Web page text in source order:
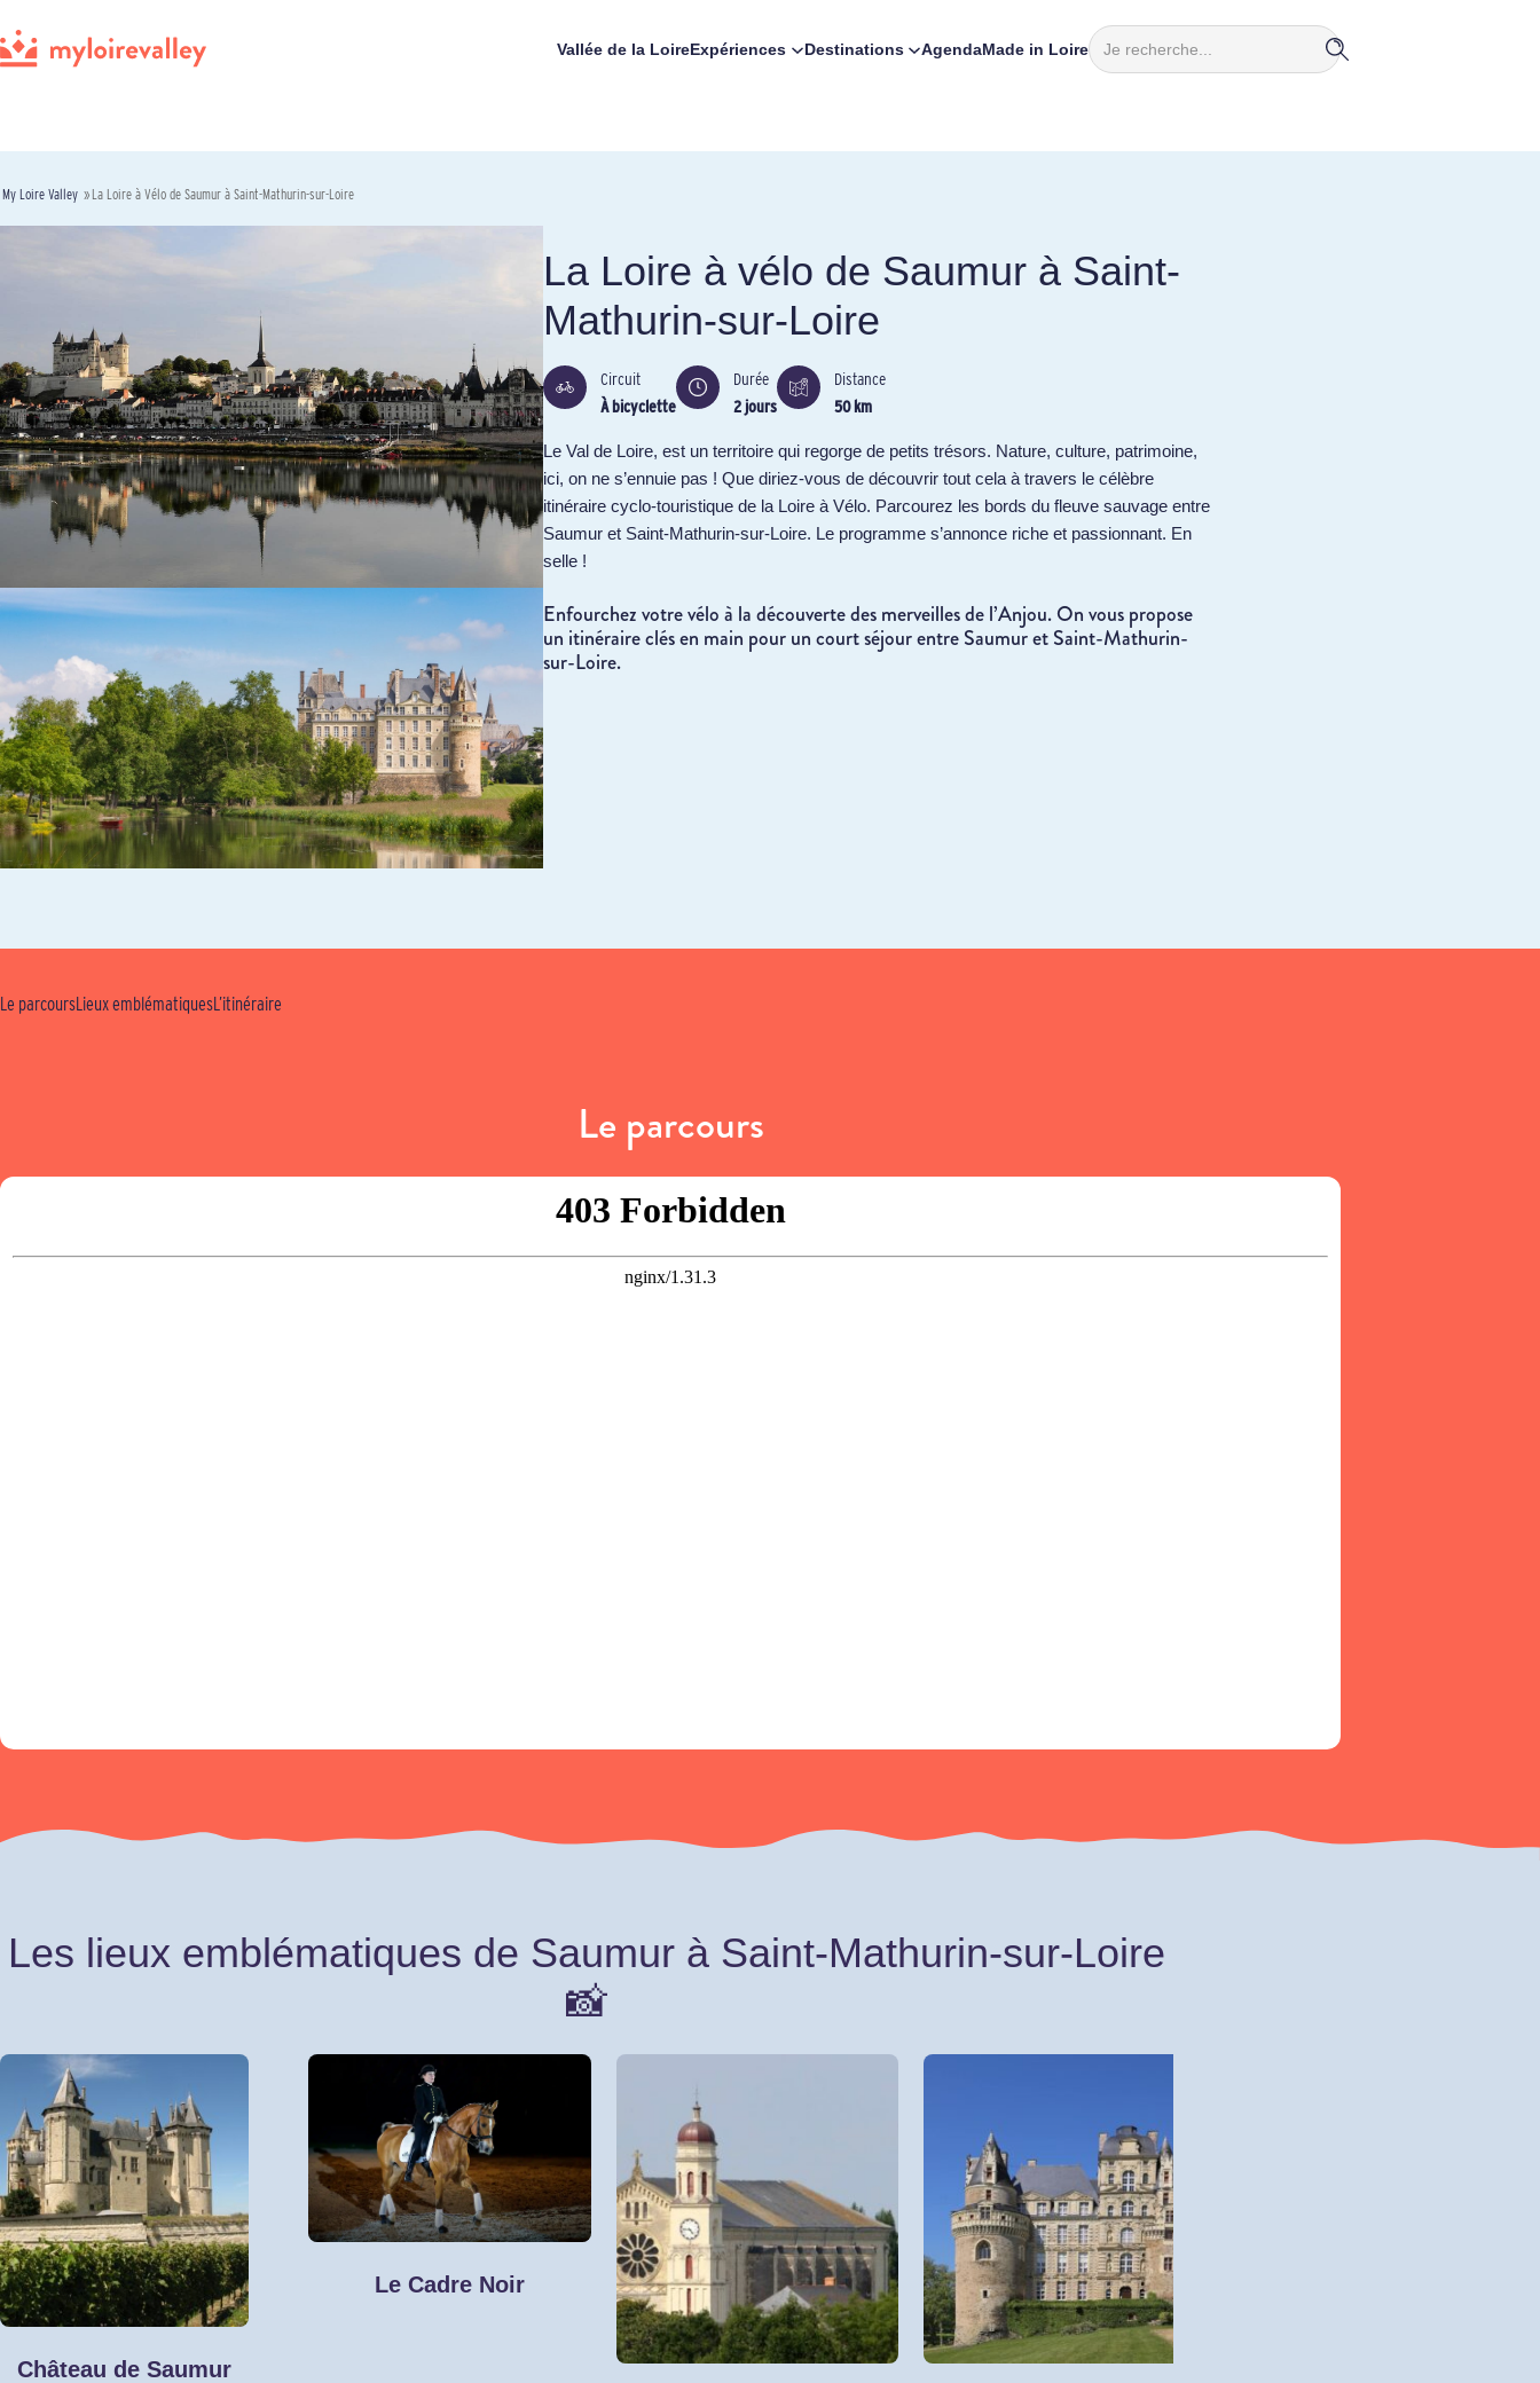
Vallée de la LoireExpériences Destinations AgendaMade in Loire
Rechercher
My Loire Valley » La Loire à Vélo de Saumur à Saint-Mathurin-sur-Loire
La Loire à vélo de Saumur à Saint-
Mathurin-sur-Loire
Circuit
À bicyclette
Durée
2 jours
Distance
50 km
Le Val de Loire, est un territoire qui regorge de petits trésors. Nature, culture, patrimoine,
ici, on ne s’ennuie pas ! Que diriez-vous de découvrir tout cela à travers le célèbre
itinéraire cyclo-touristique de la Loire à Vélo. Parcourez les bords du fleuve sauvage entre
Saumur et Saint-Mathurin-sur-Loire. Le programme s’annonce riche et passionnant. En
selle !
Enfourchez votre vélo à la découverte des merveilles de l’Anjou. On vous propose
un itinéraire clés en main pour un court séjour entre Saumur et Saint-Mathurin-
sur-Loire.
Le parcoursLieux emblématiquesL’itinéraire
Le parcours
Les lieux emblématiques de Saumur à Saint-Mathurin-sur-Loire
📸
Château de Saumur
Le Cadre Noir